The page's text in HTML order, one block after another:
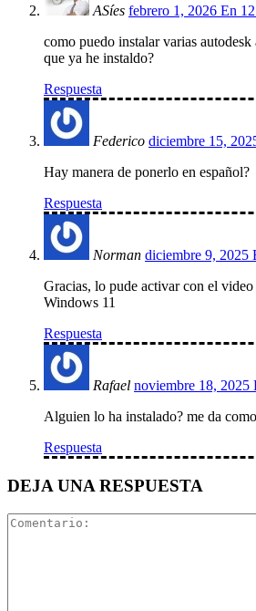
ASíes febrero 1, 2026 En
como puedo instalar varias autodesk
que ya he instaldo?
Respuesta
Federico diciembre 15,
Hay manera de ponerlo en español?
Respuesta
Norman diciembre 9, 2025
Gracias, lo pude activar con el
Windows 11
Respuesta
Rafael noviembre 18, 2025
Alguien lo ha instalado? me da
Respuesta
DEJA UNA RESPUESTA